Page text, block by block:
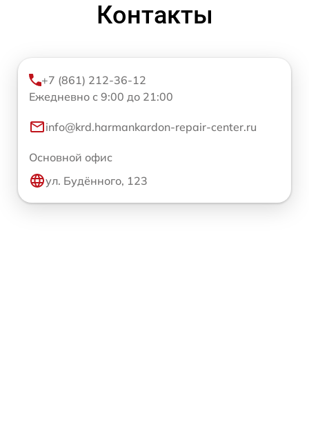
Контакты
+7 (861) 212-36-12
Ежедневно с 9:00 до 21:00
info@krd.harmankardon-repair-center.ru
Основной офис
ул. Будённого, 123